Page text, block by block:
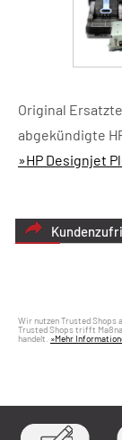
Original
abgekündigte
»HP Designjet
Wir nutzen Trusted Shops
Trusted Shops trifft
handelt. »Mehr